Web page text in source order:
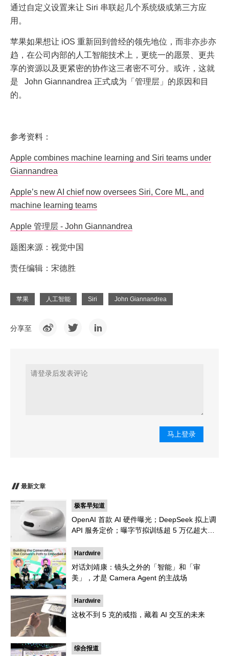
通过自定义设置来让 Siri 串联起几个系统级或第三方应
用。
苹果如果想让 iOS 重新回到曾经的领先地位，而非亦步亦
趋，在公司内部的人工智能技术上，更统一的愿景、更共
享的资源以及更紧密的协作这三者密不可分。或许，这就
是 John Giannandrea 正式成为「管理层」的原因和目
的。
参考资料：
Apple combines machine learning and Siri teams under
Giannandrea
Apple’s new AI chief now oversees Siri, Core ML, and
machine learning teams
Apple 管理层 - John Giannandrea
题图来源：视觉中国
责任编辑：宋德胜
苹果 人工智能 Siri John Giannandrea
分享至
马上登录
最新文章
极客早知道
OpenAI 首款 AI 硬件曝光；DeepSeek 拟上调
API 服务定价；曝字节拟训练超 5 万亿超大参
Hardwire
对话刘靖康：镜头之外的「智能」和「审
美」，才是 Camera Agent 的主战场
Hardwire
这枚不到 5 克的戒指，藏着 AI 交互的未来
综合报道